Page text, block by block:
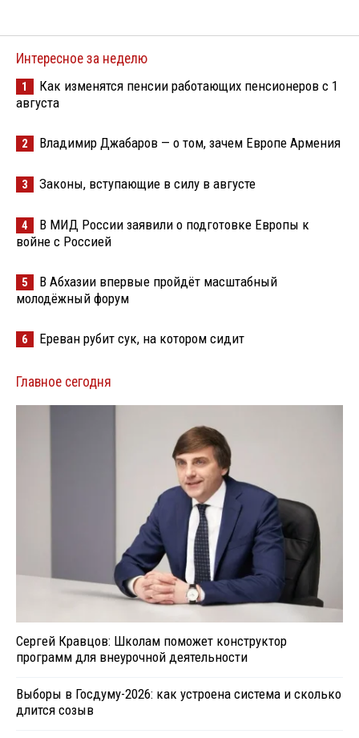
Интересное за неделю
1
Как изменятся пенсии работающих пенсионеров с 1
августа
2 Владимир Джабаров — о том, зачем Европе Армения
3 Законы, вступающие в силу в августе
4
В МИД России заявили о подготовке Европы к
войне с Россией
5
В Абхазии впервые пройдёт масштабный
молодёжный форум
6 Ереван рубит сук, на котором сидит
Главное сегодня
Сергей Кравцов: Школам поможет конструктор
программ для внеурочной деятельности
Выборы в Госдуму-2026: как устроена система и сколько
длится созыв